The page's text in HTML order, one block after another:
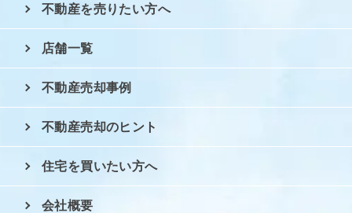
不動産を売りたい方へ
店舗一覧
不動産売却事例
不動産売却のヒント
住宅を買いたい方へ
会社概要